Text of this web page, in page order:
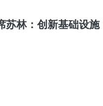
苏林：创新基础设施